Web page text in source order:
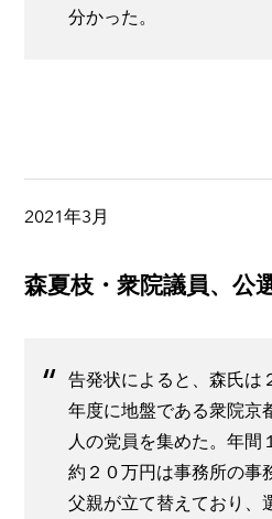
分かった。
2021年3月
森夏枝・衆院議員、公
告発状によると、森氏は
年度に地盤である衆院京
人の党員を集めた。年間
約２０万円は事務所の事
父親が立て替えており、